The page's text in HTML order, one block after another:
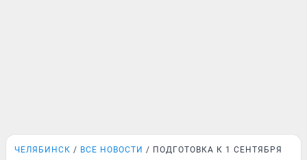
ЧЕЛЯБИНСК ВСЕ НОВОСТИ ПОДГОТОВКА К 1 СЕНТЯБРЯ